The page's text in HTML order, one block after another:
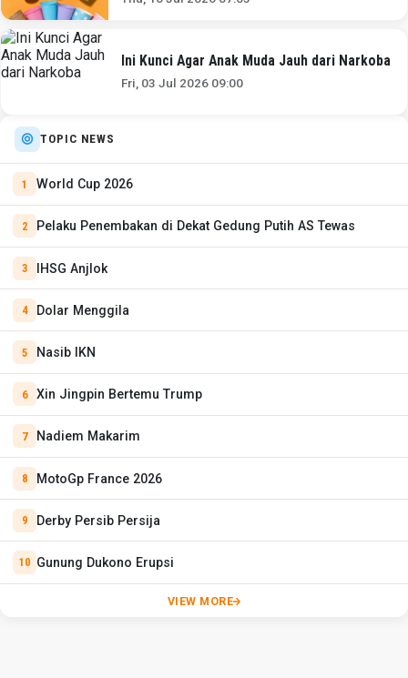
Ini Kunci Agar Anak Muda Jauh dari Narkoba
Fri, 03 Jul 2026 09:00
TOPIC NEWS
World Cup 2026
Pelaku Penembakan di Dekat Gedung Putih AS Tewas
IHSG Anjlok
Dolar Menggila
Nasib IKN
Xin Jingpin Bertemu Trump
Nadiem Makarim
MotoGp France 2026
Derby Persib Persija
Gunung Dukono Erupsi
VIEW MORE